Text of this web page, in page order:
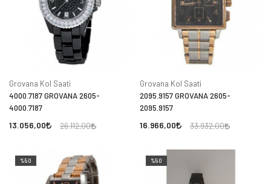
Grovana Kol Saati
4000.7187 GROVANA 2605-
4000.7187
13.056,00 26.112,00
Grovana Kol Saati
2095.9157 GROVANA 2605-
2095.9157
16.966,00 33.932,00
%50 %50